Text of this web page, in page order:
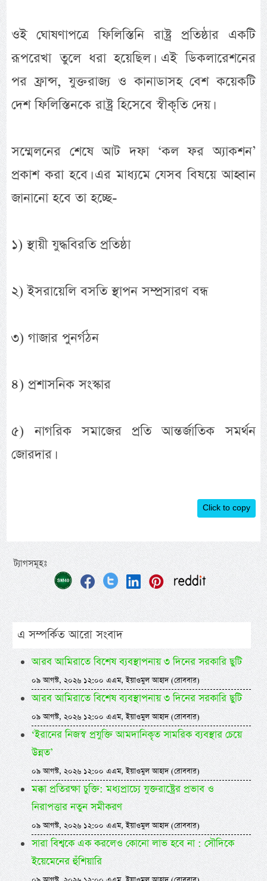
ওই ঘোষণাপত্রে ফিলিস্তিনি রাষ্ট্র প্রতিষ্ঠার একটি
রূপরেখা তুলে ধরা হয়েছিল। এই ডিকলারেশনের
পর ফ্রান্স, যুক্তরাজ্য ও কানাডাসহ বেশ কয়েকটি
দেশ ফিলিস্তিনকে রাষ্ট্র হিসেবে স্বীকৃতি দেয়।
সম্মেলনের শেষে আট দফা ‘কল ফর অ্যাকশন’
প্রকাশ করা হবে। এর মাধ্যমে যেসব বিষয়ে আহ্বান
জানানো হবে তা হচ্ছে-
১) স্থায়ী যুদ্ধবিরতি প্রতিষ্ঠা
২) ইসরায়েলি বসতি স্থাপন সম্প্রসারণ বন্ধ
৩) গাজার পুনর্গঠন
৪) প্রশাসনিক সংস্কার
৫) নাগরিক সমাজের প্রতি আন্তর্জাতিক সমর্থন
জোরদার।
Click to copy
ট্যাগসমূহঃ
এ সম্পর্কিত আরো সংবাদ
আরব আমিরাতে বিশেষ ব্যবস্থাপনায় ৩ দিনের সরকারি ছুটি
০৯ আগস্ট, ২০২৬ ১২:০০ এএম, ইয়াওমুল আহাদ (রোববার)
আরব আমিরাতে বিশেষ ব্যবস্থাপনায় ৩ দিনের সরকারি ছুটি
০৯ আগস্ট, ২০২৬ ১২:০০ এএম, ইয়াওমুল আহাদ (রোববার)
‘ইরানের নিজস্ব প্রযুক্তি আমদানিকৃত সামরিক ব্যবস্থার চেয়ে
উন্নত’
০৯ আগস্ট, ২০২৬ ১২:০০ এএম, ইয়াওমুল আহাদ (রোববার)
মক্কা প্রতিরক্ষা চুক্তি: মধ্যপ্রাচ্যে যুক্তরাষ্ট্রের প্রভাব ও
নিরাপত্তার নতুন সমীকরণ
০৯ আগস্ট, ২০২৬ ১২:০০ এএম, ইয়াওমুল আহাদ (রোববার)
সারা বিশ্বকে এক করলেও কোনো লাভ হবে না : সৌদিকে
ইয়েমেনের হুঁশিয়ারি